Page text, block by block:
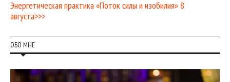
Энергетическая практика «Поток силы и изобилия» 8
августа>>>
ОБО МНЕ